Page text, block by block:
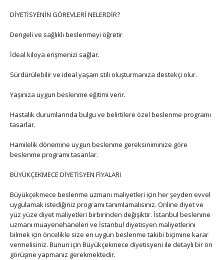
DİYETİSYENİN GÖREVLERİ NELERDİR?
Dengeli ve sağlıklı beslenmeyi öğretir
İdeal kiloya erişmenizi sağlar.
Sürdürülebilir ve ideal yaşam stili oluşturmanıza destekçi olur.
Yaşınıza uygun beslenme eğitimi verir.
Hastalık durumlarında bulgu ve belirtilere özel beslenme programı
tasarlar.
Hamilelik dönemine uygun beslenme gereksiniminize göre
beslenme programı tasarılar.
BÜYÜKÇEKMECE DİYETİSYEN FİYALARI
Büyükçekmece beslenme uzmanı maliyetleri için her şeyden evvel
uygulamak istediğiniz programı tanımlamalısınız. Online diyet ve
yüz yüze diyet maliyetleri birbirinden değişiktir. İstanbul beslenme
uzmanı muayenehaneleri ve İstanbul diyetisyen maliyetlerini
bilmek için öncelikle size en uygun beslenme takibi biçimine karar
vermelisiniz. Bunun için Büyükçekmece diyetisyeni ile detaylı bir ön
görüşme yapmanız gerekmektedir.